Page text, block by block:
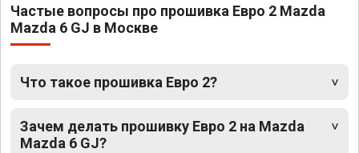
Частые вопросы про прошивка Евро 2 Mazda
Mazda 6 GJ в Москве
Что такое прошивка Евро 2?
Зачем делать прошивку Евро 2 на Mazda
Mazda 6 GJ?